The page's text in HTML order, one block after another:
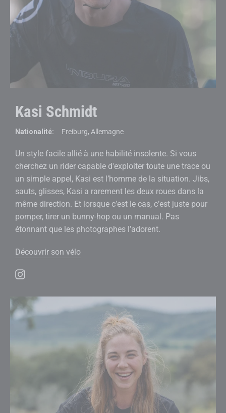
Kasi Schmidt
Nationalité: Freiburg, Allemagne
Un style facile allié à une habilité insolente. Si vous
cherchez un rider capable d'exploiter toute une trace ou
un simple appel, Kasi est l’homme de la situation. Jibs,
sauts, glisses, Kasi a rarement les deux roues dans la
même direction. Et lorsque c’est le cas, c’est juste pour
pomper, tirer un bunny-hop ou un manual. Pas
étonnant que les photographes l’adorent.
Découvrir son vélo